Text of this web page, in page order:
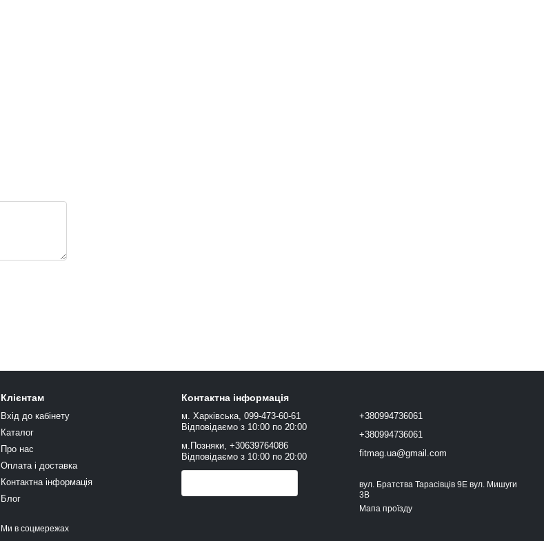
Клієнтам
Вхід до кабінету
Каталог
Про нас
Оплата і доставка
Контактна інформація
Блог
Ми в соцмережах
Контактна інформація
м. Харківська, 099-473-60-61
Відповідаємо з 10:00 по 20:00
м.Позняки, +30639764086
Відповідаємо з 10:00 по 20:00
+380994736061
+380994736061
fitmag.ua@gmail.com
вул. Братства Тарасівців 9Е вул. Мишуги
3В
Мапа проїзду